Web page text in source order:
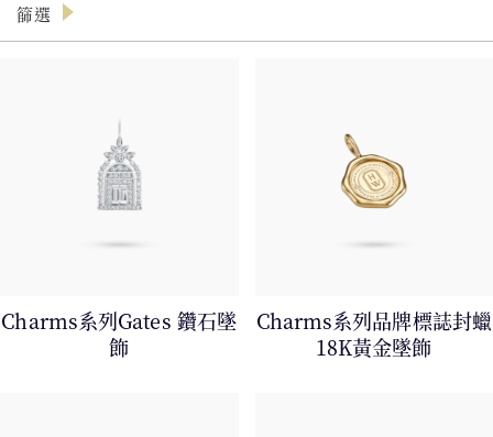
篩選
Charms系列Gates 鑽石墜
飾
Charms系列品牌標誌封蠟
18K黃金墜飾